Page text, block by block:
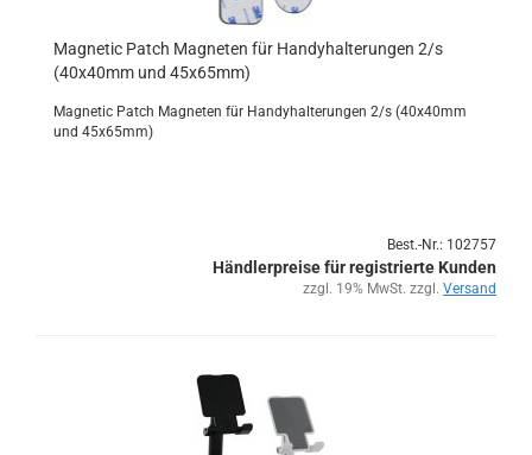
Ma­gne­tic Patch Ma­gne­ten für Han­dy­hal­te­run­gen 2/s
(40x40mm und 45x65mm)
Ma­gne­tic Patch Ma­gne­ten für Han­dy­hal­te­run­gen 2/s (40x40mm
und 45x65mm)
Best.-Nr.: 102757
Händlerpreise für registrierte Kunden
zzgl. 19% MwSt. zzgl. Versand